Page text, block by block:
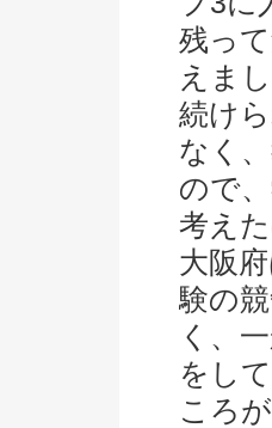
残っ
えま
続け
なく
ので
考え
大阪
験の
く、
をし
ころ